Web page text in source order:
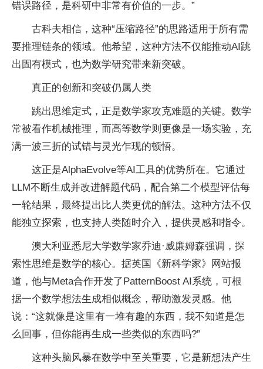
错误路径，是科研中非常有价值的一步。”
古科夫相信，这种“压缩路径”的思路适用于所有需
要推理链条的领域。他希望，这种方法不仅能推动AI跳
出固有模式，也为数学研究带来新突破。
真正的创新和突破仍属人类
跳出思维定式，正是数学家攻克难题的关键。数学
常被看作机械推理，而高等数学则更像是一场实验，充
满一波三折的试错与灵光乍现的顿悟。
这正是AlphaEvolve等AI工具的优势所在。它通过
LLM不断生成并改进解题代码，配合第二个模型评估每
一轮结果，最终提出比人类更优的解法。这种方法不仅
能独立探索，也支持人类随时介入，提供灵感和指令。
澳大利亚悉尼大学数学家乔迪·威廉姆森强调，探
索性思维是数学的核心。据英国《新科学家》网站报
道，他与Meta合作开发了PatternBoost AI系统，可根
据一个数学想法生成相似概念，帮助激发灵感。他
说：“这就像是这里有一堆有趣的东西，我不知道是怎
么回事，但你能再生成一些类似的东西吗?”
这种头脑风暴在数学中至关重要，它是新想法产生